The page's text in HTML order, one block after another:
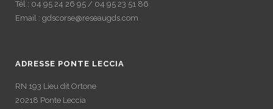
Tél : 04 95 24 26 95 / 04 95 23 51 86
Email : gdscorse@reseaugds.com
ADRESSE PONTE LECCIA
RN 193 Lieu dit Ortone
20218 Ponte Leccia